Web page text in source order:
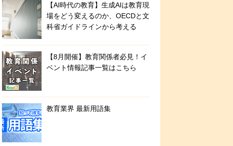
【AI時代の教育】生成AIは教育現
場をどう変えるのか、OECDと文
科省ガイドラインから考える
【8月開催】教育関係者必見！イ
ベント情報記事一覧はこちら
教育業界 最新用語集